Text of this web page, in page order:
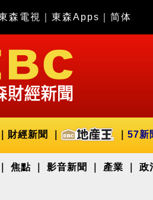
森電視 東森Apps 简体
財經新聞 57新
焦點 影音新聞 產業 政